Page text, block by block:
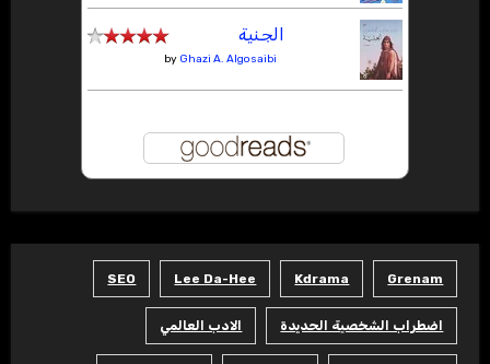
الجنية
by Ghazi A. Algosaibi
Grenam
Kdrama
Lee Da-Hee
SEO
اضطراب الشخصية الحديدة الادب العالمي